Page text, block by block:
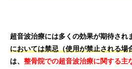
超音波治療には多くの効果が期待され
においては禁忌（使用が禁止される場
は、 整骨院での超音波治療に関する主